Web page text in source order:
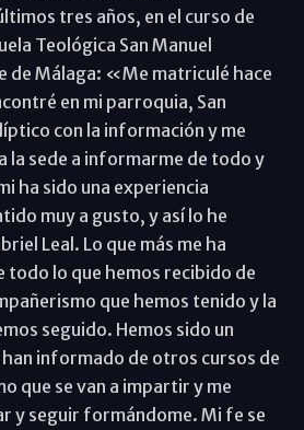
tres años, en el curso de
Teológica San Manuel
de Málaga: «Me matriculé hace
en mi parroquia, San
con la información y me
la sede a informarme de todo y
ha sido una experiencia
muy a gusto, y así lo he
Leal. Lo que más me ha
todo lo que hemos recibido de
que hemos tenido y la
seguido. Hemos sido un
han informado de otros cursos de
que se van a impartir y me
y seguir formándome. Mi fe se